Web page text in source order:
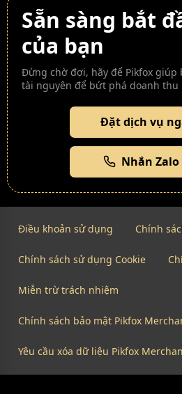
Sẵn sàng bắt
của bạn
Đừng chờ đợi, hãy để Pikfox giúp
tài nguyên để bứt phá doanh thu
Đặt dịch vụ
Nhắn
Điều khoản sử dụng Chính
Chính sách sử dụng Cookie
Miễn trừ trách nhiệm
Chính sách bảo mật Pikfox
Yêu cầu xóa dữ liệu Pikfox